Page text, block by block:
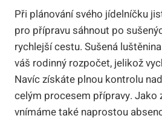
Při plánování svého jídelníčku
pro přípravu sáhnout po
rychlejší cestu. Sušená
váš rodinný rozpočet, jelikož
Navíc získáte plnou kontrolu
celým procesem přípravy. Jako
vnímáme také naprostou